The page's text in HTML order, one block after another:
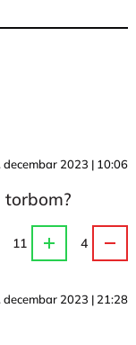
decembar 2023 | 10:06
torbom?
11 4
decembar 2023 | 21:28